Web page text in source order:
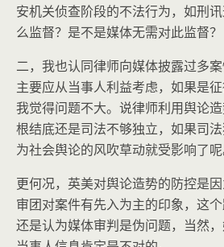
安机关侦查阶段的不法行为，如刑
么监督？是不是媒体无需对此监督？
二，我也认同律师向媒体披露过多
主要应从当事人利益考虑，如果是征
我觉得问题不大。说律师利用舆论
根结底还是司法不够独立，如果司
为社会舆论的风吹草动就受影响了呢
更何况，英美对舆论造势的防控是
审团对案件有先入为主的印象，这
还是认为媒体审判是伪问题，当然